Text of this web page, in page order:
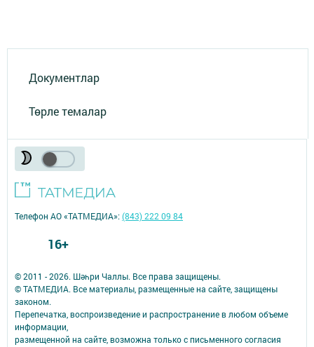
Документлар
Төрле темалар
© 2011 - 2026. Шәһри Чаллы. Все права защищены.
© ТАТМЕДИА. Все материалы, размещенные на сайте, защищены
законом.
Перепечатка, воспроизведение и распространение в любом объеме
информации,
размещенной на сайте, возможна только с письменного согласия
Телефон АО «ТАТМЕДИА»:(843) 222 09 84
16+